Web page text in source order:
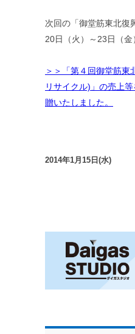
次回の「御堂筋東北復
20日（火）～23日（
＞＞「第４回御堂筋東
リサイクル)」の売上
贈いたしました。
2014年1月15日(水)